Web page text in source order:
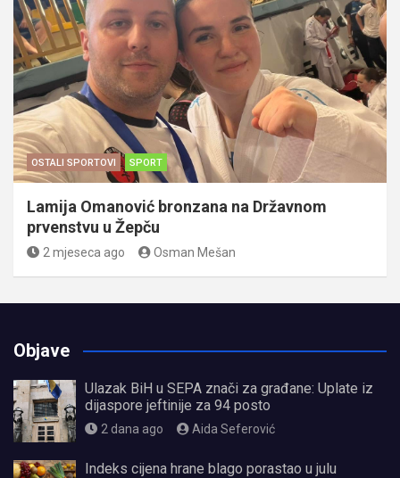
OSTALI SPORTOVI SPORT
Lamija Omanović bronzana na Državnom
prvenstvu u Žepču
2 mjeseca ago Osman Mešan
Objave
Ulazak BiH u SEPA znači za građane: Uplate iz
dijaspore jeftinije za 94 posto
2 dana ago Aida Seferović
Indeks cijena hrane blago porastao u julu